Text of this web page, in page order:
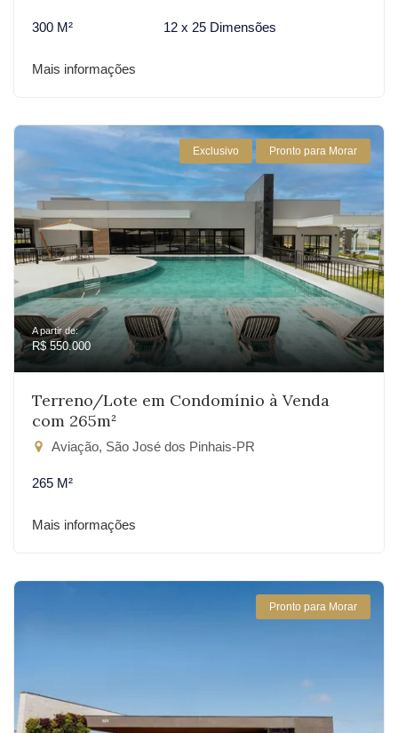
300 M² 12 x 25 Dimensões
Mais informações
Exclusivo Pronto para Morar
A partir de:
R$ 550.000
Terreno/Lote em Condomínio à Venda
com 265m²
Aviação, São José dos Pinhais-PR
265 M²
Mais informações
Pronto para Morar